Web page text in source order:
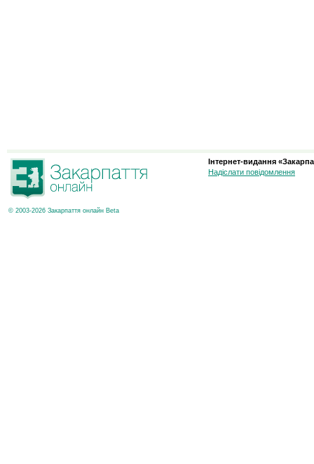
© 2003-2026 Закарпаття онлайн Beta
Інтернет-видання
Надіслати повідомлення